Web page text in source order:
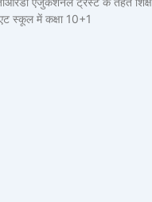
स्कूल में कक्षा 10+1